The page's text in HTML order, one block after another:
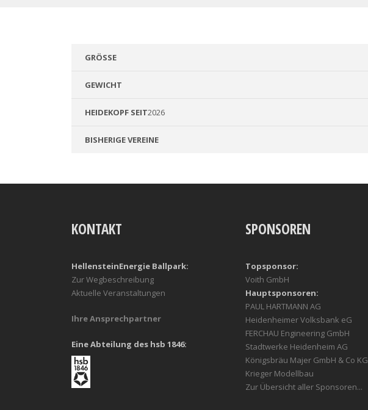
GRÖSSE
GEWICHT
HEIDEKOPF SEIT2026
BISHERIGE VEREINE
KONTAKT
HellensteinEnergie Ballpark:
Zur Wegbeschreibung
Aktuelle Veranstaltungen
Ihre Ansprechpartner
Eine Abteilung des hsb 1846:
SPONSOREN
Topsponsor:
Voith GmbH
Hauptsponsoren:
PAUL HARTMANN AG
Heidenheimer Volksbank eG
FERCHAU Engineering GmbH
Stadtwerke Heidenheim AG
Königsbräu Majer GmbH & Co KG
Krieger Modellbau
Zur Übersicht aller Sponsoren...